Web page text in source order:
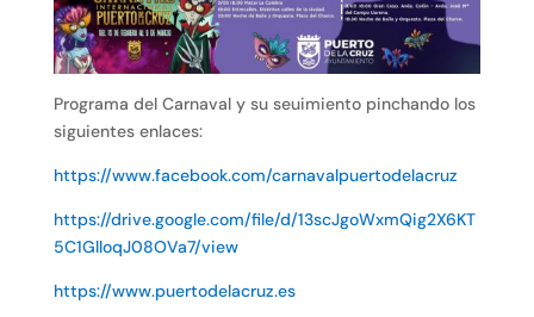
Programa del Carnaval y su seuimiento pinchando los
siguientes enlaces:
https://www.facebook.com/carnavalpuertodelacruz
https://drive.google.com/file/d/13scJgoWxmQig2X6KT
5C1GlloqJ08OVa7/view
https://www.puertodelacruz.es